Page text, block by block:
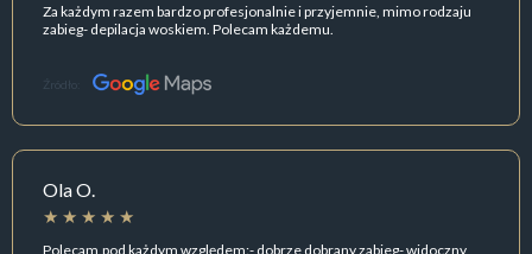
Za każdym razem bardzo profesjonalnie i przyjemnie, mimo rodzaju
zabieg- depilacja woskiem. Polecam każdemu.
Źródło:
Ola O.
Polecam,pod każdym względem:- dobrze dobrany zabieg- widoczny